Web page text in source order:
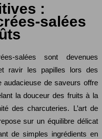
:
salées
salées sont devenues
ravir les papilles lors des
audacieuse de saveurs offre
la douceur des fruits à la
des charcuteries. L’art de
sur un équilibre délicat
de simples ingrédients en